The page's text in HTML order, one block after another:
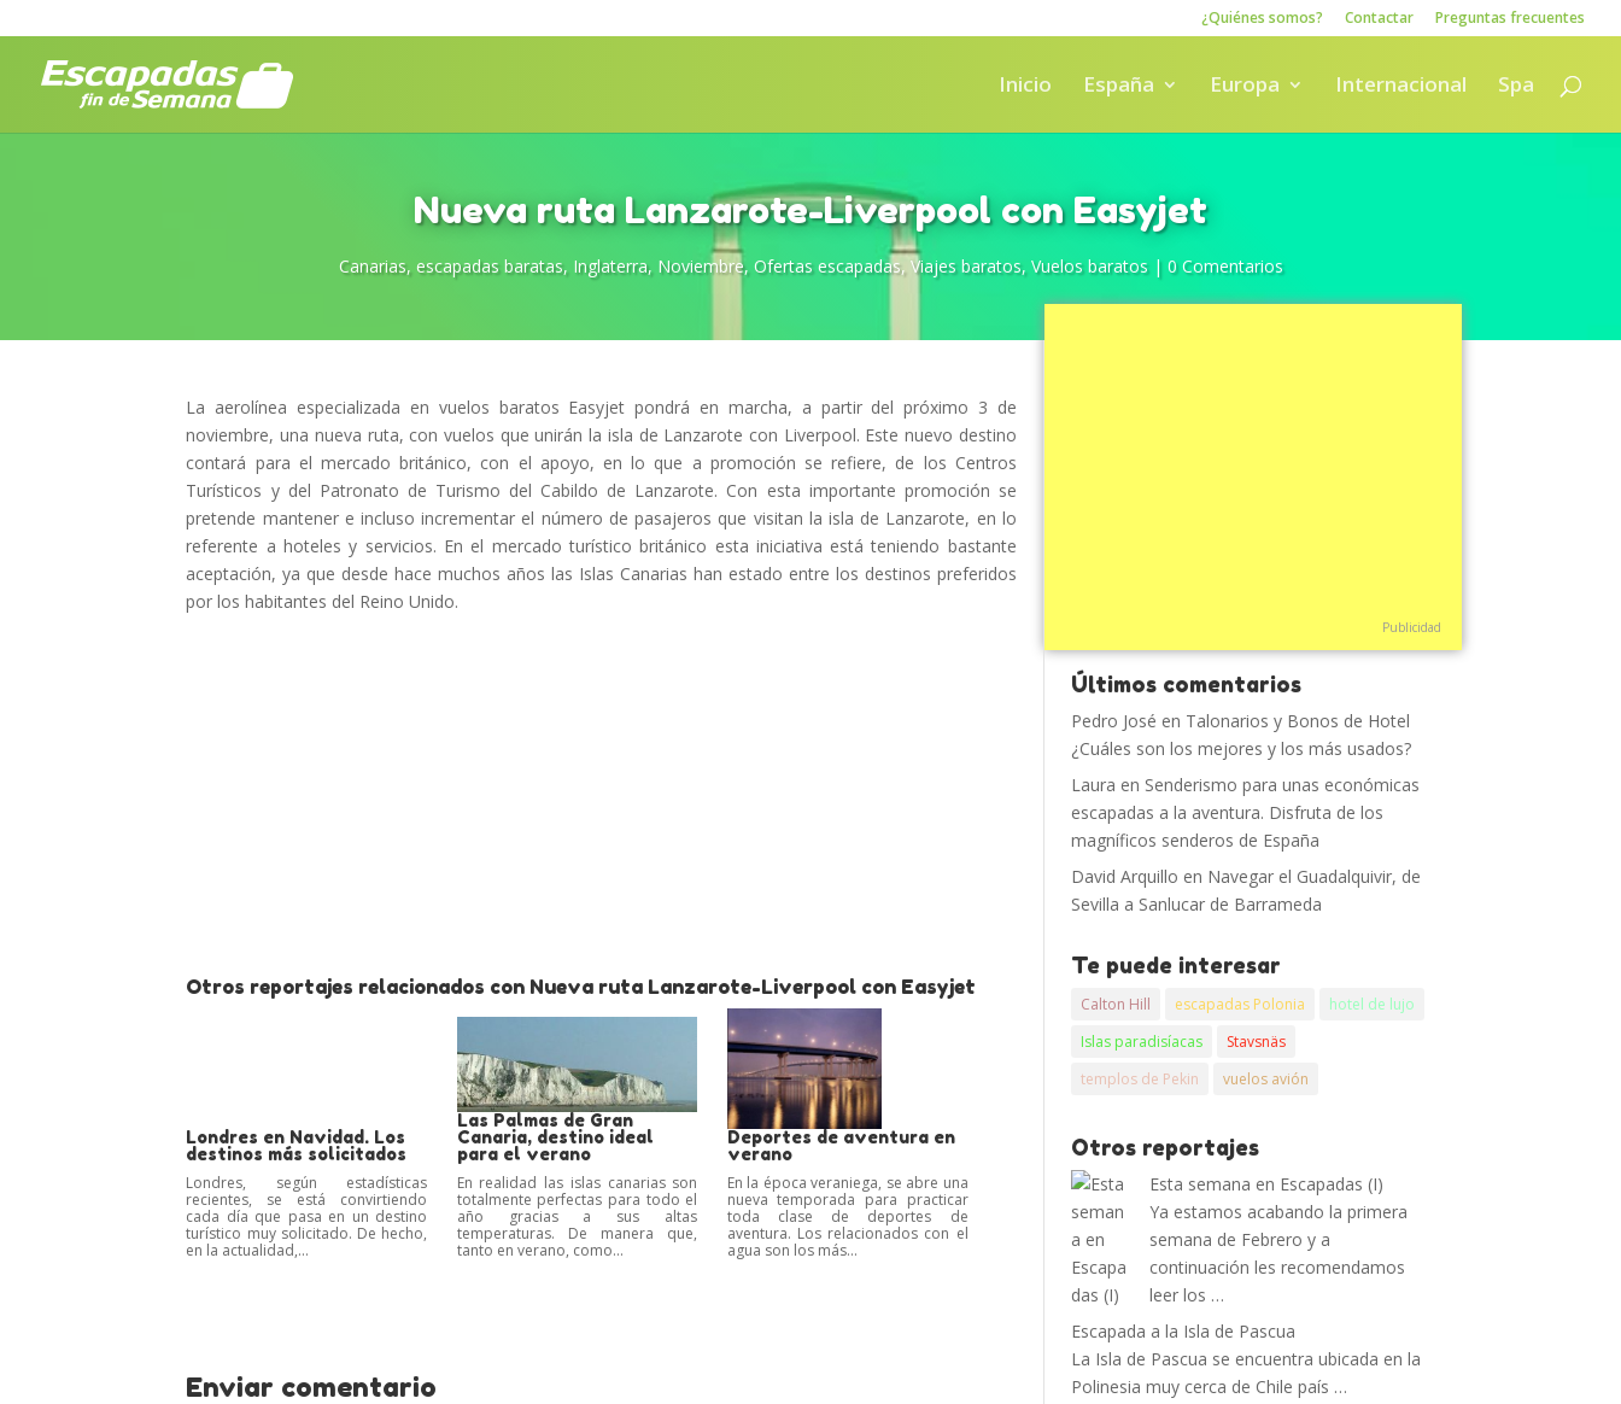
¿Quiénes somos? Contactar Preguntas frecuentes
Inicio España Europa Internacional Spa
Nueva ruta Lanzarote-Liverpool con Easyjet
Canarias, escapadas baratas, Inglaterra, Noviembre, Ofertas escapadas, Viajes baratos, Vuelos baratos| 0 Comentarios
La aerolínea especializada en vuelos baratos Easyjet pondrá en marcha, a partir del próximo 3 de
noviembre, una nueva ruta, con vuelos que unirán la isla de Lanzarote con Liverpool. Este nuevo destino
contará para el mercado británico, con el apoyo, en lo que a promoción se refiere, de los Centros
Turísticos y del Patronato de Turismo del Cabildo de Lanzarote. Con esta importante promoción se
pretende mantener e incluso incrementar el número de pasajeros que visitan la isla de Lanzarote, en lo
referente a hoteles y servicios. En el mercado turístico británico esta iniciativa está teniendo bastante
aceptación, ya que desde hace muchos años las Islas Canarias han estado entre los destinos preferidos
por los habitantes del Reino Unido.
Otros reportajes relacionados con Nueva ruta Lanzarote-Liverpool con Easyjet
Londres en Navidad. Los
destinos más solicitados
Londres, según estadísticas
recientes, se está convirtiendo
cada día que pasa en un destino
turístico muy solicitado. De hecho,
en la actualidad,...
Las Palmas de Gran
Canaria, destino ideal
para el verano
En realidad las islas canarias son
totalmente perfectas para todo el
año gracias a sus altas
temperaturas. De manera que,
tanto en verano, como...
Deportes de aventura en
verano
En la época veraniega, se abre una
nueva temporada para practicar
toda clase de deportes de
aventura. Los relacionados con el
agua son los más...
Enviar comentario
Publicidad
Últimos comentarios
Pedro José en Talonarios y Bonos de Hotel
¿Cuáles son los mejores y los más usados?
Laura en Senderismo para unas económicas
escapadas a la aventura. Disfruta de los
magníficos senderos de España
David Arquillo en Navegar el Guadalquivir, de
Sevilla a Sanlucar de Barrameda
Te puede interesar
Calton Hill escapadas Polonia
hotel de lujo
Islas paradisíacas
Stavsnäs
templos de Pekin
vuelos avión
Otros reportajes
Esta semana en Escapadas (I)
Ya estamos acabando la primera
semana de Febrero y a
continuación les recomendamos
leer los …
Escapada a la Isla de Pascua
La Isla de Pascua se encuentra ubicada en la
Polinesia muy cerca de Chile país …